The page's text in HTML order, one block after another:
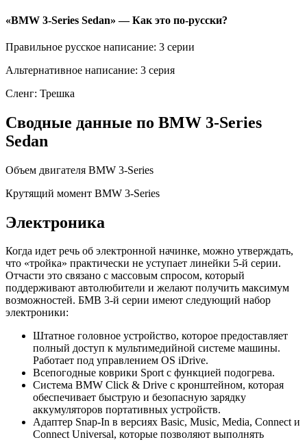
«BMW 3-Series Sedan» — Как это по-русски?
Правильное русское написание: 3 серии
Альтернативное написание: 3 серия
Сленг: Трешка
Сводные данные по BMW 3-Series
Sedan
Объем двигателя BMW 3-Series
Крутящий момент BMW 3-Series
Электроника
Когда идет речь об электронной начинке, можно утверждать,
что «тройка» практически не уступает линейки 5-й серии.
Отчасти это связано с массовым спросом, который
поддерживают автолюбители и желают получить максимум
возможностей. БМВ 3-й серии имеют следующий набор
электроники:
Штатное головное устройство, которое предоставляет
полный доступ к мультимедийной системе машины.
Работает под управлением OS iDrive.
Всепогодные коврики Sport с функцией подогрева.
Система BMW Click & Drive с кронштейном, которая
обеспечивает быструю и безопасную зарядку
аккумуляторов портативных устройств.
Адаптер Snap-In в версиях Basic, Music, Media, Connect и
Connect Universal, которые позволяют выполнять